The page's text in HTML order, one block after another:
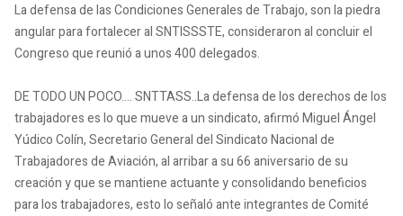
La defensa de las Condiciones Generales de Trabajo, son la piedra
angular para fortalecer al SNTISSSTE, consideraron al concluir el
Congreso que reunió a unos 400 delegados.
DE TODO UN POCO.... SNTTASS..La defensa de los derechos de los
trabajadores es lo que mueve a un sindicato, afirmó Miguel Ángel
Yúdico Colín, Secretario General del Sindicato Nacional de
Trabajadores de Aviación, al arribar a su 66 aniversario de su
creación y que se mantiene actuante y consolidando beneficios
para los trabajadores, esto lo señaló ante integrantes de Comité